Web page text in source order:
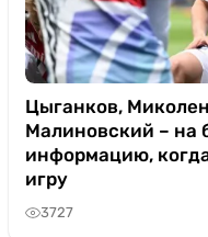
Цыганков,
Малиновский – на
информацию,
игру
3727